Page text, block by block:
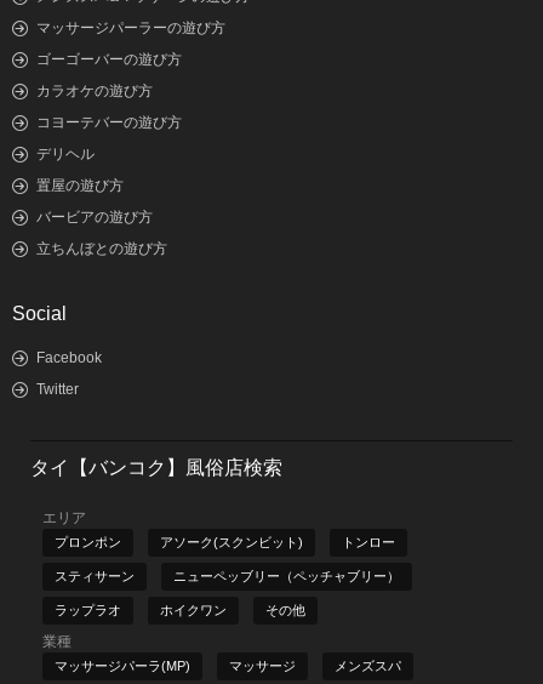
マッサージパーラーの遊び方
ゴーゴーバーの遊び方
カラオケの遊び方
コヨーテバーの遊び方
デリヘル
置屋の遊び方
バービアの遊び方
立ちんぼとの遊び方
Social
Facebook
Twitter
タイ【バンコク】風俗店検索
エリア
プロンポン アソーク(スクンビット) トンロー
スティサーン ニューペッブリー（ペッチャブリー）
ラップラオ ホイクワン その他
業種
マッサージパーラ(MP) マッサージ メンズスパ